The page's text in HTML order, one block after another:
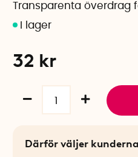
Transparenta överdrag
32 kr
Därför väljer